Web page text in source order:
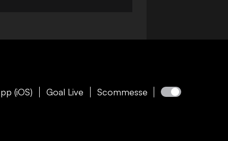
(iOS) Goal Live Scommesse